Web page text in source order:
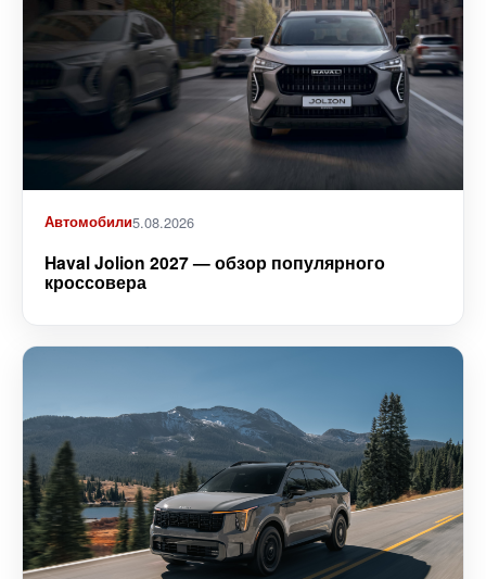
Автомобили5.08.2026
Haval Jolion 2027 — обзор популярного
кроссовера